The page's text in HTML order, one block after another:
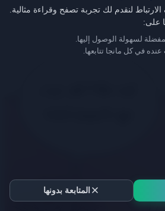
لنقدم لك تجربة تصفح وقراءة مثالية.
على:
لسهولة الوصول إليها.
في كل مانجا تتابعها.
المتابعة بدونها